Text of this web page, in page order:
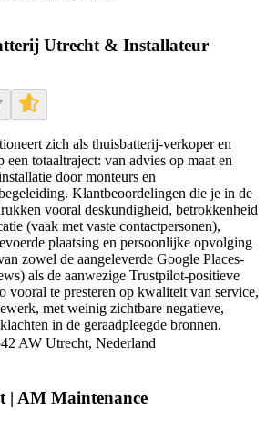
Utrecht & Installateur
zich als thuisbatterij-verkoper en
een totaaltraject: van advies op maat en
door monteurs en
Klantbeoordelingen die je in de
vooral deskundigheid, betrokkenheid
(vaak met vaste contactpersonen),
plaatsing en persoonlijke opvolging
zowel de aangeleverde Google Places-
als de aanwezige Trustpilot-positieve
vooral te presteren op kwaliteit van service,
met weinig zichtbare negatieve,
in de geraadpleegde bronnen.
AW Utrecht, Nederland
| AM Maintenance